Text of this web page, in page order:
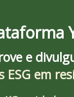
e
ESG em